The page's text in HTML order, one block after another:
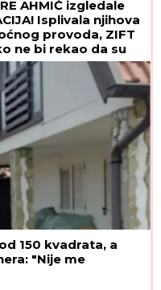
AHMIĆ izgledale
Isplivala njihova
provoda, ZIFT
ne bi rekao da su
150 kvadrata, a
"Nije me